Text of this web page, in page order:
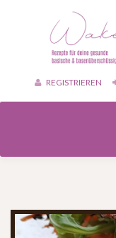
REGISTRIEREN